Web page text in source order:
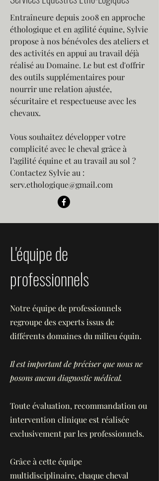
Entraîneure depuis 2008 en approche
éthologique et en agilité équine, Sylvie
propose à nos bénévoles des ateliers et
des activités en appui au travail déjà
réalisé au Domaine. Le but est d'offrir
des outils supplémentaires pour
nourrir une relation ajustée,
sécuritaire et respectueuse avec les
chevaux.
Vous souhaitez développer votre
complicité avec le cheval grâce à
l’agilité équine et au travail au sol ?
Contactez Sylvie au :
serv.ethologique@gmail.com
L'équipe de
professionnels
Notre équipe de professionnels
regroupe des experts issus de
différents domaines du milieu équin.
Il est important de préciser que nous ne
posons aucun diagnostic médical.
Toute évaluation, recommandation ou
intervention clinique est réalisée
exclusivement par les professionnels.
Grâce à cette équipe
multidisciplinaire, chaque cheval